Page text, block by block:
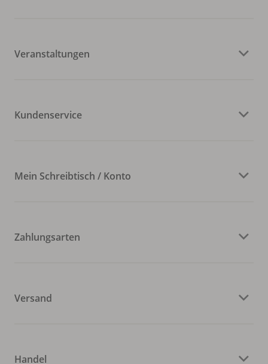
Veranstaltungen
Kundenservice
Mein Schreibtisch / Konto
Zahlungsarten
Versand
Handel